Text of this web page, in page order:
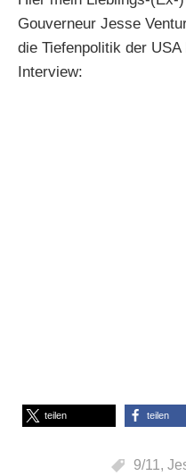
Gouverneur Jesse
die Tiefenpolitik der
Interview:
teilen teilen
9/11 ,